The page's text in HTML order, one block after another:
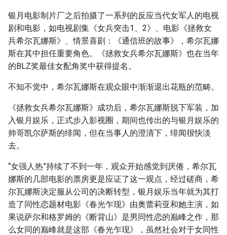
银月电影制片厂之后拍摄了一系列的反应当代女军人的电视
剧和电影，如电视剧集《女兵突击1、2》、电影《拯救女
兵希尔瓦娜斯》、情景喜剧：《通信班的故事》，希尔瓦娜
斯在其中担任重要角色。《拯救女兵希尔瓦娜斯》也在当年
的BLZ奖最佳女配角奖中获得提名。
不知不觉中，希尔瓦娜斯在观众眼中渐渐退出花瓶的范畴。
《拯救女兵希尔瓦娜斯》成功后，希尔瓦娜斯脱下军装，加
入银月娱乐，正式步入影视圈，期间也传出的与银月娱乐的
帅哥凯尔萨斯的绯闻，但在当事人的澄清下，绯闻很快淡
去。
“女强人热”持续了不到一年，观众开始感觉到厌倦，希尔瓦
娜斯的几部电影的票房更是应证了这一观点，经过磋商，希
尔瓦娜斯决定服从公司的决断转型，银月娱乐当年就为其打
造了同性恋题材电影《春光乍现》由奥蕾莉亚和她主演，如
果说萨尔和格罗姆的《断背山》是男同性恋的巅峰之作，那
么女同的巅峰就是这部《春光乍现》，虽然社会对于女同性